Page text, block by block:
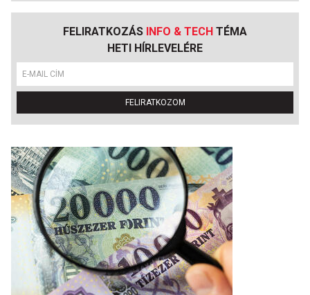
FELIRATKOZÁS INFO & TECH TÉMA
HETI HÍRLEVELÉRE
FELIRATKOZOM